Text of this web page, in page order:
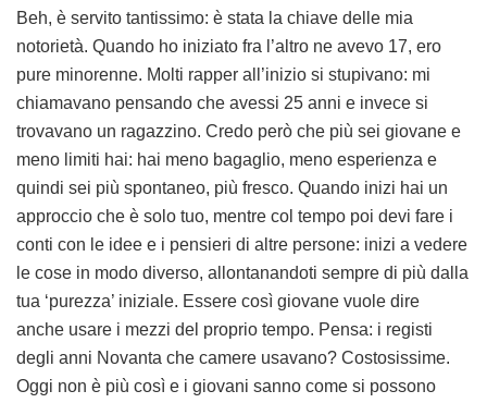
Beh, è servito tantissimo: è stata la chiave delle mia
notorietà. Quando ho iniziato fra l’altro ne avevo 17, ero
pure minorenne. Molti rapper all’inizio si stupivano: mi
chiamavano pensando che avessi 25 anni e invece si
trovavano un ragazzino. Credo però che più sei giovane e
meno limiti hai: hai meno bagaglio, meno esperienza e
quindi sei più spontaneo, più fresco. Quando inizi hai un
approccio che è solo tuo, mentre col tempo poi devi fare i
conti con le idee e i pensieri di altre persone: inizi a vedere
le cose in modo diverso, allontanandoti sempre di più dalla
tua ‘purezza’ iniziale. Essere così giovane vuole dire
anche usare i mezzi del proprio tempo. Pensa: i registi
degli anni Novanta che camere usavano? Costosissime.
Oggi non è più così e i giovani sanno come si possono